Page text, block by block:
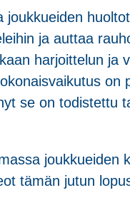
joukkueiden
ja auttaa
harjoittelun
se on todistettu
joukkueiden
tämän jutun